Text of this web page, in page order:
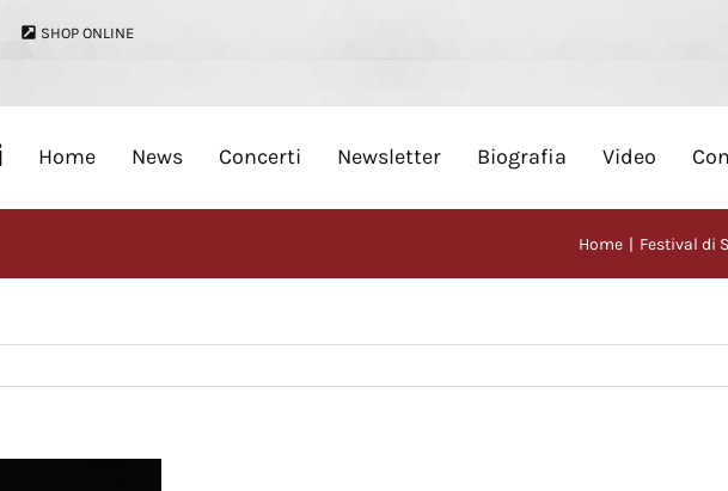
SHOP ONLINE
Home News Concerti Newsletter Biografia Video
Home Festival di